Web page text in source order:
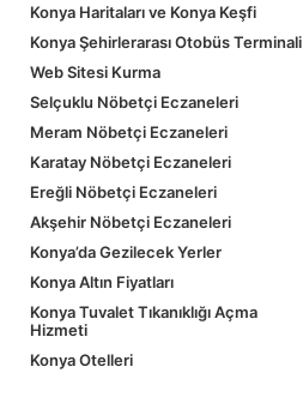
Konya Haritaları ve Konya Keşfi
Konya Şehirlerarası Otobüs Terminali
Web Sitesi Kurma
Selçuklu Nöbetçi Eczaneleri
Meram Nöbetçi Eczaneleri
Karatay Nöbetçi Eczaneleri
Ereğli Nöbetçi Eczaneleri
Akşehir Nöbetçi Eczaneleri
Konya’da Gezilecek Yerler
Konya Altın Fiyatları
Konya Tuvalet Tıkanıklığı Açma
Hizmeti
Konya Otelleri